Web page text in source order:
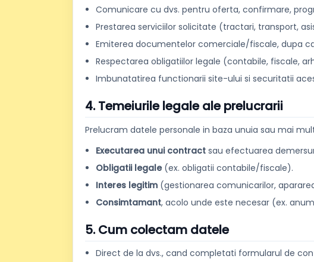
Comunicare cu dvs. pentru oferta, confirmare,
Prestarea serviciilor solicitate (tractari, transport,
Emiterea documentelor comerciale/fiscale, dupa
Respectarea obligatiilor legale (contabile, fiscale,
Imbunatatirea functionarii site-ului si securitatii
4. Temeiurile legale ale prelucrarii
Prelucram datele personale in baza unuia sau mai
Executarea unui contract sau efectuarea
Obligatii legale(ex. obligatii contabile/fiscale).
Interes legitim (gestionarea comunicarilor,
Consimtamant, acolo unde este necesar (ex.
5. Cum colectam datele
Direct de la dvs., cand completati formularul de